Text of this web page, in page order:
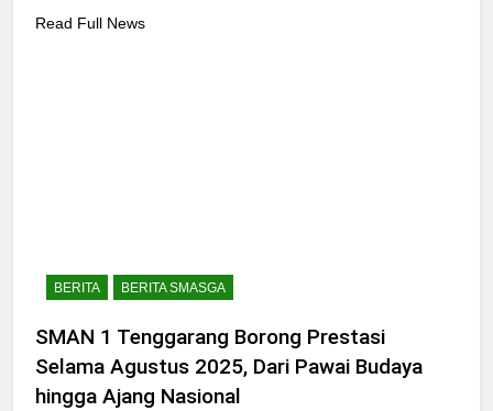
Read Full News
BERITA BERITA SMASGA
SMAN 1 Tenggarang Borong Prestasi
Selama Agustus 2025, Dari Pawai Budaya
hingga Ajang Nasional